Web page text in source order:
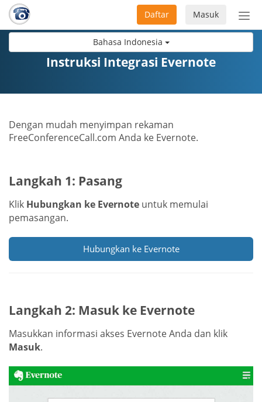
Bahasa Indonesia
Masuk
Daftar
Instruksi Integrasi Evernote
Dengan mudah menyimpan rekaman
FreeConferenceCall.com Anda ke Evernote.
Langkah 1: Pasang
Klik Hubungkan ke Evernote untuk memulai
pemasangan.
Hubungkan ke Evernote
Langkah 2: Masuk ke Evernote
Masukkan informasi akses Evernote Anda dan klik
Masuk.